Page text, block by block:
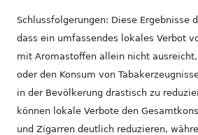
Schlussfolgerungen: Diese Ergebnisse
dass ein umfassendes lokales Verbot
mit Aromastoffen allein nicht
oder den Konsum von
in der Bevölkerung drastisch zu
können lokale Verbote den
und Zigarren deutlich reduzieren,